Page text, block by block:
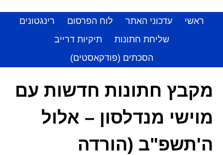
ראשי עדכוני האתר לוח הפרסום
רינגטונים
שליחת חתונות
תיקיות דרייב
הסכתים (פודקאסטים)
מקבץ חתונות חדשות עם
מוישי מנדלסון – אלול
ה'תשפ"ב (הורדה